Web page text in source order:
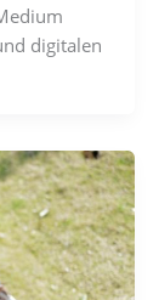
digitalen